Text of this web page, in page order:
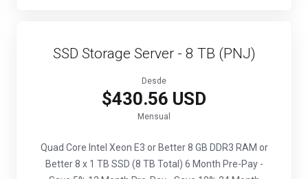
SSD Storage Server - 8 TB (PNJ)
Desde
$430.56 USD
Mensual
Quad Core Intel Xeon E3 or Better8 GB DDR3 RAM or
Better8 x 1 TB SSD (8 TB Total) 6 Month Pre-Pay -